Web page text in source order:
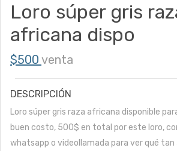
Loro súper gris
africana dispo
$500 venta
DESCRIPCIÓN
Loro súper gris raza africana disponible
buen costo, 500$ en total por este loro,
whatsapp o videollamada para ver qué tan